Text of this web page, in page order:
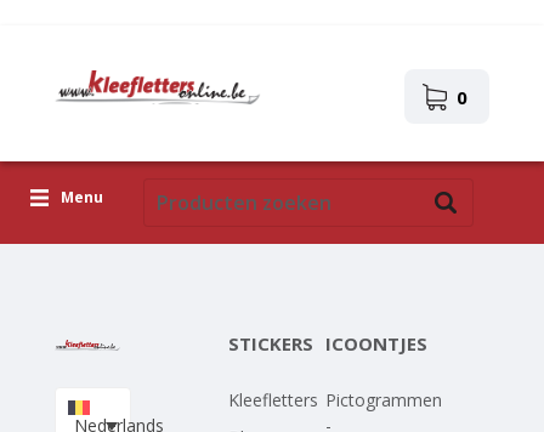
0
Menu
Upload je eigen ontwerp
Nederlands
STICKERS
Kleefletters
ICOONTJES
Pictogrammen
-